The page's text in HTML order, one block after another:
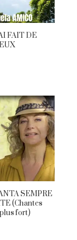
FAIT DE
SEMPRE
(Chantes
fort)